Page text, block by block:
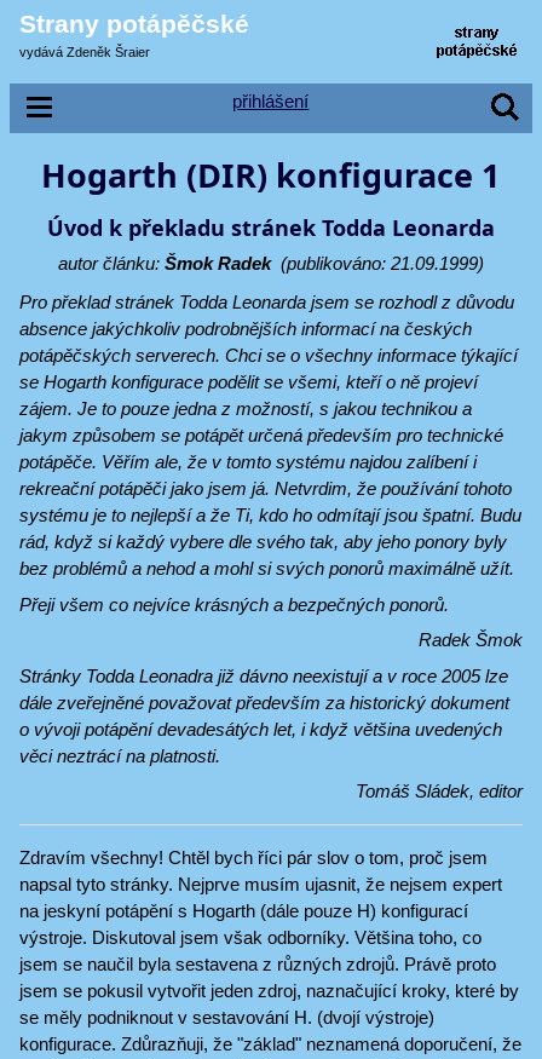
Strany potápěčské
vydává Zdeněk Šraier
přihlášení
Hogarth (DIR) konfigurace 1
Úvod k překladu stránek Todda Leonarda
autor článku: Šmok Radek(publikováno: 21.09.1999)
Pro překlad stránek Todda Leonarda jsem se rozhodl z důvodu
absence jakýchkoliv podrobnějších informací na českých
potápěčských serverech. Chci se o všechny informace týkající
se Hogarth konfigurace podělit se všemi, kteří o ně projeví
zájem. Je to pouze jedna z možností, s jakou technikou a
jakym způsobem se potápět určená především pro technické
potápěče. Věřím ale, že v tomto systému najdou zalíbení i
rekreační potápěči jako jsem já. Netvrdim, že používání tohoto
systému je to nejlepší a že Ti, kdo ho odmítají jsou špatní. Budu
rád, když si každý vybere dle svého tak, aby jeho ponory byly
bez problémů a nehod a mohl si svých ponorů maximálně užít.
Přeji všem co nejvíce krásných a bezpečných ponorů.
Radek Šmok
Stránky Todda Leonadra již dávno neexistují a v roce 2005 lze
dále zveřejněné považovat především za historický dokument
o vývoji potápění devadesátých let, i když většina uvedených
věci neztrácí na platnosti.
Tomáš Sládek, editor
Zdravím všechny! Chtěl bych říci pár slov o tom, proč jsem
napsal tyto stránky. Nejprve musím ujasnit, že nejsem expert
na jeskyní potápění s Hogarth (dále pouze H) konfigurací
výstroje. Diskutoval jsem však odborníky. Většina toho, co
jsem se naučil byla sestavena z různých zdrojů. Právě proto
jsem se pokusil vytvořit jeden zdroj, naznačující kroky, které by
se měly podniknout v sestavování H. (dvojí výstroje)
konfigurace. Zdůrazňuji, že "základ" neznamená doporučení, že